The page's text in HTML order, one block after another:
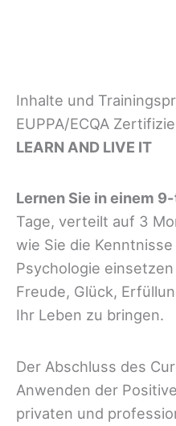
Inhalte und
EUPPA/ECQA
LEARN AND LIVE IT
Lernen Sie in einem
Tage, verteilt auf 3
wie Sie die
Psychologie
Freude, Glück,
Ihr Leben zu bringen.
Der Abschluss des
Anwenden der
privaten und